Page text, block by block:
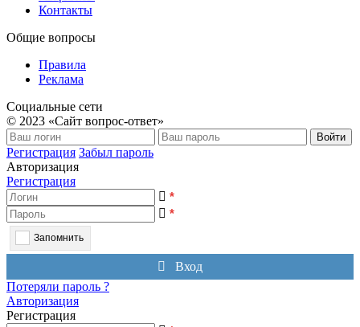
Контакты
Общие вопросы
Правила
Реклама
Социальные сети
© 2023 «Сайт вопрос-ответ»
Войти
Регистрация Забыл пароль
Авторизация
Регистрация
*
*
Запомнить
Вход
Потеряли пароль ?
Авторизация
Регистрация